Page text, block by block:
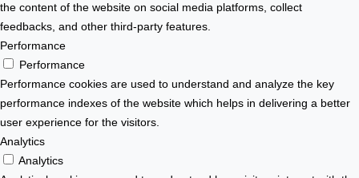
the content of the website on social media platforms, collect
feedbacks, and other third-party features.
Performance
Performance
Performance cookies are used to understand and analyze the key
performance indexes of the website which helps in delivering a better
user experience for the visitors.
Analytics
Analytics